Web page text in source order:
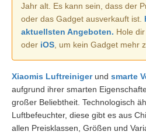
Jahr alt. Es kann sein, dass der
oder das Gadget ausverkauft ist.
aktuellsten Angeboten. Hole
oder iOS , um kein Gadget mehr
Xiaomis Luftreiniger und smarte
aufgrund ihrer smarten
großer Beliebtheit. Technologisch
Luftbefeuchter, diese gibt es aus
allen Preisklassen, Größen und